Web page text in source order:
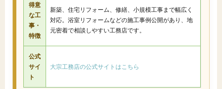
得意
な工
事・
特徴
新築、住宅リフォーム、修繕、小規模工事まで幅広く
対応。浴室リフォームなどの施工事例公開があり、地
元密着で相談しやすい工務店です。
公式
サイ
ト
大宗工務店の公式サイトはこちら